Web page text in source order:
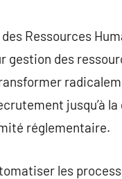
Ressources
gestion des
jusqu’à
réglementaire.
les